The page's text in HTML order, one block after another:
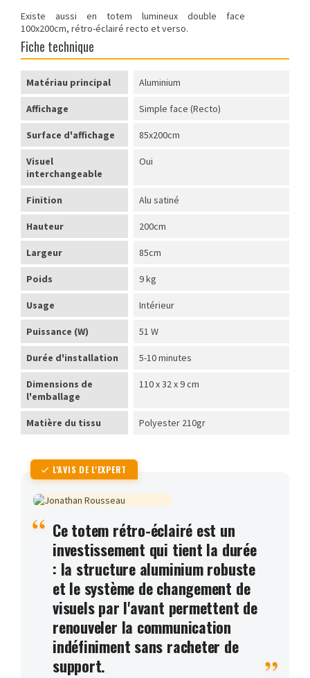
Existe aussi en totem lumineux double face
100x200cm, rétro-éclairé recto et verso.
Fiche technique
Matériau principal Aluminium
Affichage Simple face (Recto)
Surface d'affichage 85x200cm
Visuel
interchangeable
Oui
Finition Alu satiné
Hauteur 200cm
Largeur 85cm
Poids 9 kg
Usage Intérieur
Puissance (W) 51 W
Durée d'installation 5-10 minutes
Dimensions de
l'emballage
110 x 32 x 9 cm
Matière du tissu Polyester 210gr
L'AVIS DE L'EXPERT
Ce totem rétro-éclairé est un
investissement qui tient la durée
: la structure aluminium robuste
et le système de changement de
visuels par l'avant permettent de
renouveler la communication
indéfiniment sans racheter de
support.